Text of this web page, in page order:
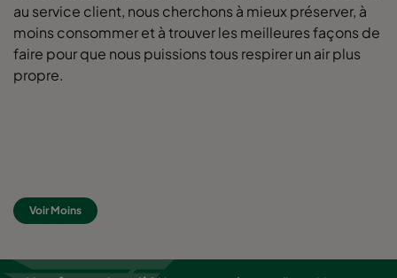
0160 592x287x520-10 ePM1 60%
0160 287x592x520-5
0160 287x892x520-5
0160 592x592x600-8 ePM1 60% F7
au service client, nous cherchons à mieux préserver, à
moins consommer et à trouver les meilleures façons de
faire pour que nous puissions tous respirer un air plus
propre.
Voir Moins